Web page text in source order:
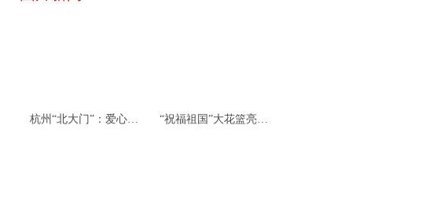
杭州“北大门”：爱心接力 携手同行 “祝福祖国”大花篮亮相天安门广场